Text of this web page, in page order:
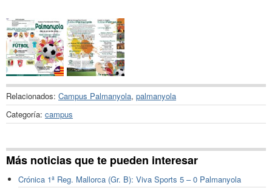
Relacionados: Campus Palmanyola, palmanyola
Categoría: campus
Más noticias que te pueden interesar
Crónica 1ª Reg. Mallorca (Gr. B): Viva Sports 5 – 0 Palmanyola